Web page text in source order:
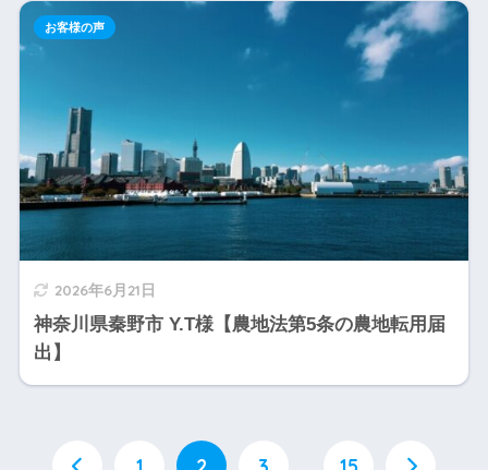
2026年6月21日
神奈川県秦野市 Y.T様【農地法第5条の農地転用届
出】
お客様の声